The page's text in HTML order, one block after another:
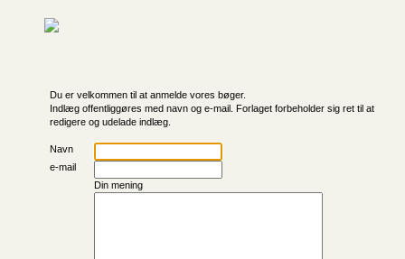
Du er velkommen til at anmelde vores bøger.
Indlæg offentliggøres med navn og e-mail. Forlaget forbeholder sig ret til at
redigere og udelade indlæg.
Navn
e-mail
Din mening